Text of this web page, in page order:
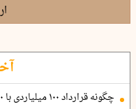
چگونه قرارداد ۱۰۰ میلیاردی با ۱۰۰ میلیون تومان دود شد؟ حراج ستاره